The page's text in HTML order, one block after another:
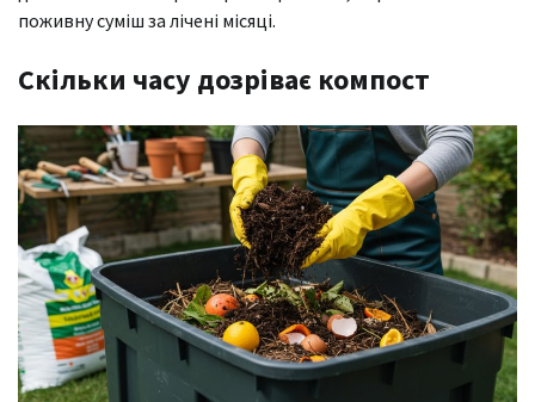
поживну суміш за лічені місяці.
Скільки часу дозріває компост